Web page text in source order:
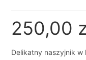
250,00
Delikatny naszyjnik